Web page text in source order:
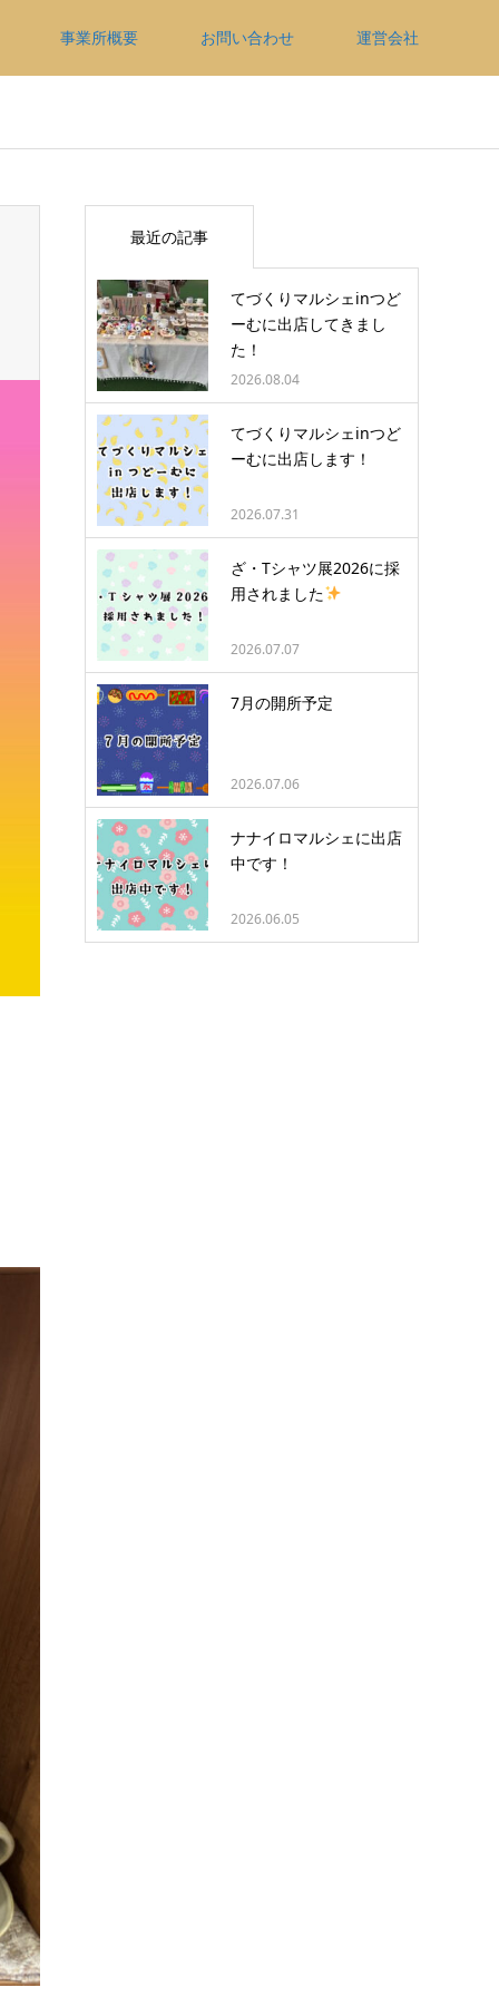
事業所概要 お問い合わせ 運営会社
最近の記事
てづくりマルシェinつど
ーむに出店してきまし
た！
2026.08.04
てづくりマルシェinつど
ーむに出店します！
2026.07.31
ざ・Tシャツ展2026に採
用されました
2026.07.07
7月の開所予定
2026.07.06
ナナイロマルシェに出店
中です！
2026.06.05